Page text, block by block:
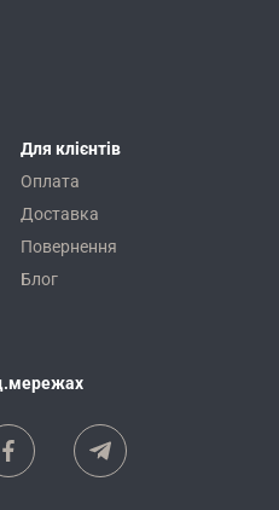
Для клієнтів
Оплата
Доставка
Повернення
Блог